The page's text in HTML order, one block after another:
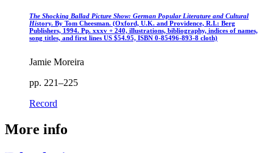
The Shocking Ballad Picture Show: German Popular Literature and Cultural
History. By Tom Cheesman. (Oxford, U.K. and Providence, R.I.: Berg
Publishers, 1994. Pp. xxxv + 240, illustrations, bibliography, indices of names,
song titles, and first lines US $54.95, ISBN 0-85496-893-8 cloth)
Jamie Moreira
pp. 221–225
Record
More info